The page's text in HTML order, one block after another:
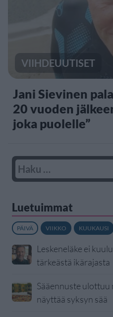
VIIHDEUUTISET
Jani Sievinen
20 vuoden
joka puolelle”
Luetuimmat
PÄIVÄ VIIKKO KUUKAUSI
Leskeneläke ei
tärkeästä ikärajasta
Sääennuste
näyttää syksyn sää